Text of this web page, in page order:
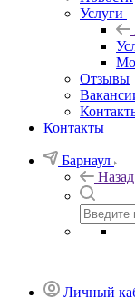
Услуги
Отзывы
Контакты
Барнаул
Назад
Личный